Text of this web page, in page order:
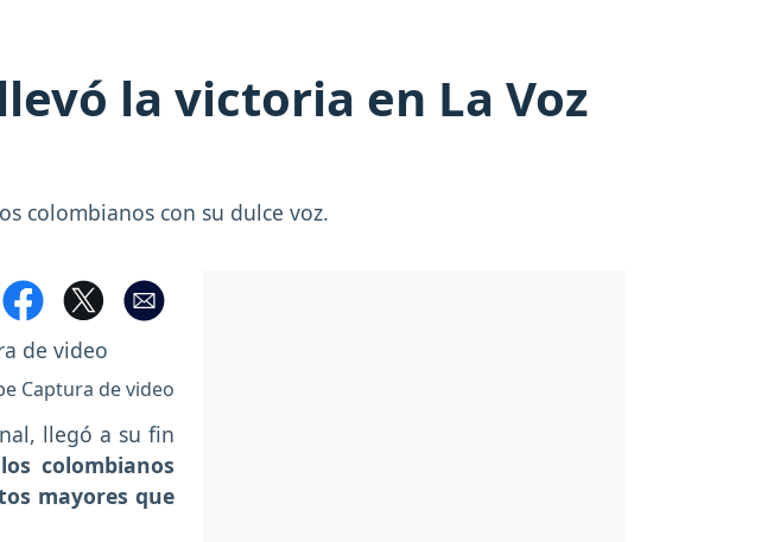
la victoria en La Voz
colombianos con su dulce voz.
Captura de video
llegó a su fin
los colombianos
mayores que